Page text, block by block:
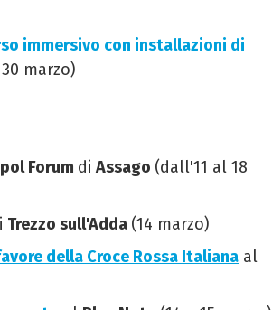
immersivo con installazioni di
marzo)
Forum di Assago (dall'11 al 18
Trezzo sull'Adda (14 marzo)
della Croce Rossa Italiana al